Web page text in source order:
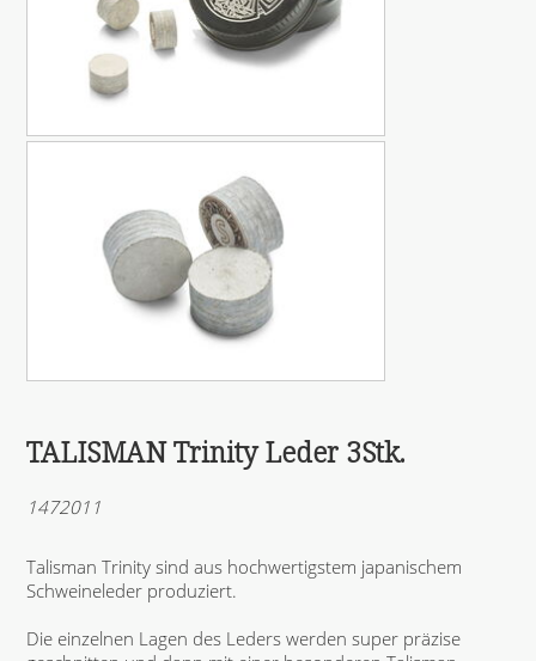
TALISMAN Trinity Leder 3Stk.
1472011
Talisman Trinity sind aus hochwertigstem japanischem
Schweineleder produziert.
Die einzelnen Lagen des Leders werden super präzise